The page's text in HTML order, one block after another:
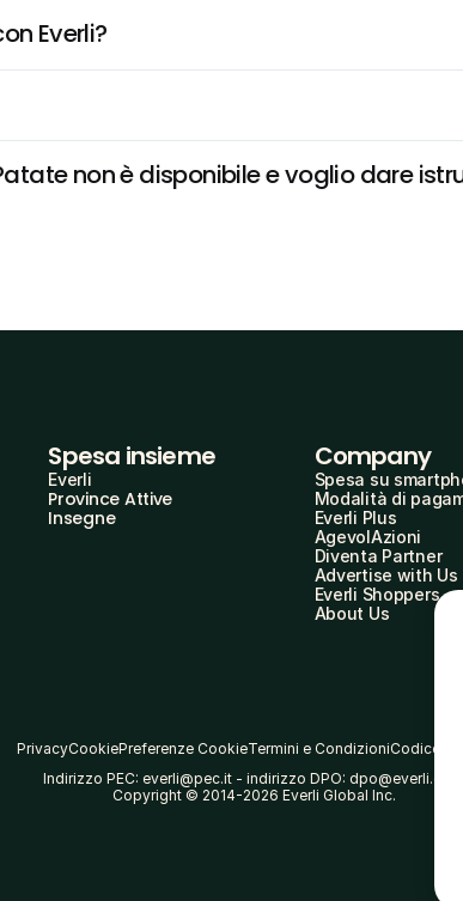
Everli?
non è disponibile e voglio dare
Spesa insieme
Everli
Province Attive
Insegne
Company
Spesa su
Modalità di
Everli Plus
AgevolAzioni
Diventa Partner
Advertise with Us
Everli Shoppers
About Us
PrivacyCookiePreferenze CookieTermini e CondizioniCodice
Indirizzo PEC: everli@pec.it - indirizzo DPO: dpo@everli.com
Copyright © 2014-2026 Everli Global Inc.